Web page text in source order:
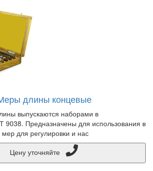
длины концевые
выпускаются наборами в
9038. Предназначены для использования в
мер для регулировки и нас